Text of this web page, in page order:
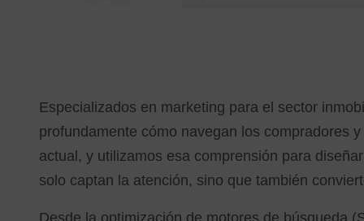
Especializados en marketing para el sector
profundamente cómo navegan los compradores
actual, y utilizamos esa comprensión para
solo captan la atención, sino que también